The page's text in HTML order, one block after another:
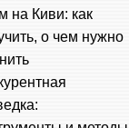
на Киви: как
о чем нужно